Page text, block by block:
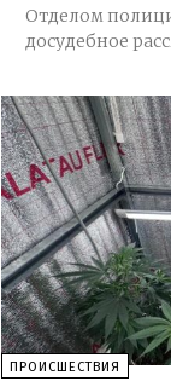
Отделом
досудебное
ПРОИСШЕСТВИЯ